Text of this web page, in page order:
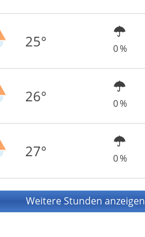
25° 0 %
26° 0 %
27° 0 %
Weitere Stunden anzeigen